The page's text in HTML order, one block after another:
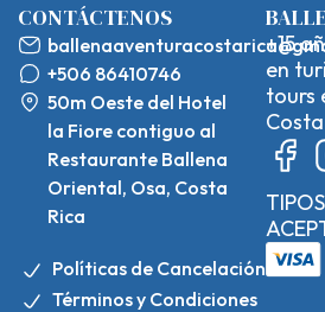
CONTÁCTENOS
+506 86410746
50m Oeste del Hotel
la Fiore contiguo al
Restaurante Ballena
Oriental, Osa, Costa
Rica
Políticas de Cancelación
Términos y Condiciones
+15
en
tours